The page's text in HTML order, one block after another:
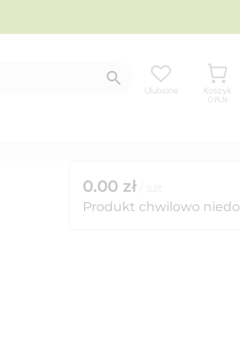
Ulubione
Koszyk
0 PLN
0.00 zł
Produkt chwilowo